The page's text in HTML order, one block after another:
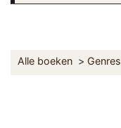
Alle boeken Genres